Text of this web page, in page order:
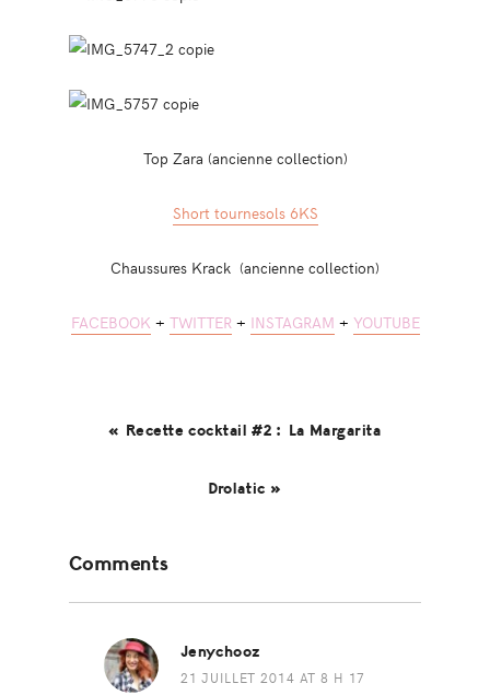
Top Zara (ancienne collection)
Short tournesols 6KS
Chaussures Krack (ancienne collection)
FACEBOOK + TWITTER+ INSTAGRAM + YOUTUBE
« Recette cocktail #2 : La Margarita
Drolatic »
Interactions
Comments
Jenychooz
21 JUILLET 2014 AT 8 H 17